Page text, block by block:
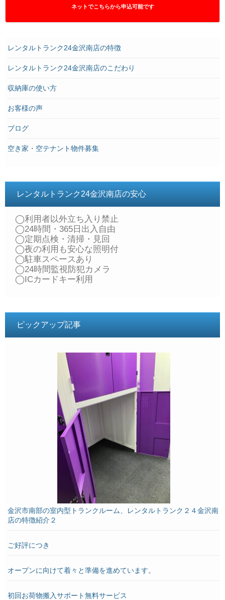
ネットでこちらから申込可能です
レンタルトランク24金沢南店の特徴
レンタルトランク24金沢南店のこだわり
収納庫の使い方
お客様の声
ブログ
空き家・空テナント物件募集
レンタルトランク24金沢南店の安心
◯利用者以外立ち入り禁止
◯24時間・365日出入自由
◯定期点検・清掃・見回
◯夜の利用も安心な照明付
◯駐車スペースあり
◯24時間監視防犯カメラ
◯ICカードキー利用
ピックアップ記事
金沢市南部の室内型トランクルーム、レンタルトランク２４金沢南
店の特徴紹介２
ご好評につき
オープンに向けて着々と準備を進めています。
初回お荷物搬入サポート無料サービス